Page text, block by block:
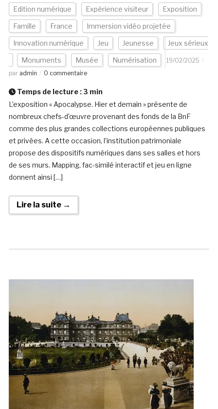
Edition numérique Expérience visiteur Exposition
Famille France Immersion vidéo projetée
Innovation numérique Jeu Jeunesse Jeux sérieux
Monuments Musée Numérisation
19/02/2025
par admin 0 commentaire
Temps de lecture : 3 min
L’exposition « Apocalypse. Hier et demain » présente de
nombreux chefs-d’œuvre provenant des fonds de la BnF
comme des plus grandes collections européennes publiques
et privées. A cette occasion, l’institution patrimoniale
propose des dispositifs numériques dans ses salles et hors
de ses murs. Mapping, fac-similé interactif et jeu en ligne
donnent ainsi […]
Lire la suite →